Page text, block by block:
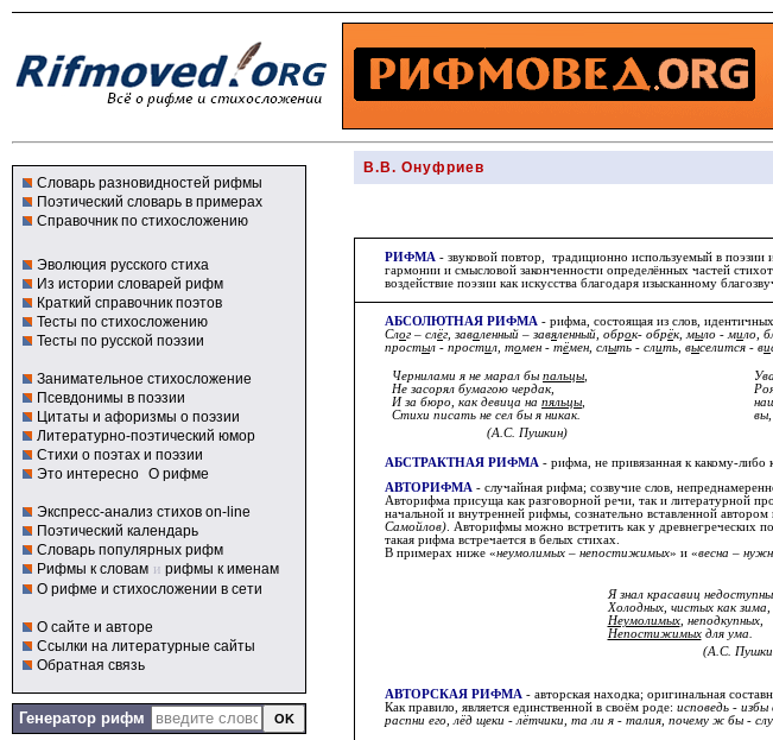
Словарь разновидностей рифмы
Поэтический словарь в примерах
Справочник по стихосложению
Эволюция русского стиха
Из истории словарей рифм
Краткий справочник поэтов
Тесты по стихосложению
Тесты по русской поэзии
Занимательное стихосложение
Псевдонимы в поэзии
Цитаты и афоризмы о поэзии
Литературно-поэтический юмор
Стихи о поэтах и поэзии
Это интересно О рифме
Экспресс-анализ стихов on-line
Поэтический календарь
Словарь популярных рифм
Рифмы к словам и рифмы к именам
О рифме и стихосложении в сети
О сайте и авторе
Ссылки на литературные сайты
Обратная связь
Генератор рифм
В.В. Онуфриев
РИФМА - звуковой повтор, традиционно используемый в
гармонии и смысловой законченности определённых частей
воздействие поэзии как искусства благодаря изысканному
АБСОЛЮТНАЯ РИФМА - рифма, состоящая из слов,
Слог – слёг, заваленный – завяленный, оброк- обрёк, мыло - мило,
простыл - простил, томен - тёмен, слыть - слить, выселится - ви
Чернилами я не марал бы пальцы,
Не засорял бумагою чердак,
И за бюро, как девица на пяльцы,
Стихи писать не сел бы я никак.
(А.С. Пушкин)
АБСТРАКТНАЯ РИФМА - рифма, не привязанная к какому-либо
АВТОРИФМА - случайная рифма; созвучие слов,
Авторифма присуща как разговорной речи, так и литературной
начальной и внутренней рифмы, сознательно вставленной
Самойлов) . Авторифмы можно встретить как у древнегреческих
такая рифма встречается в белых стихах.
В примерах ниже «неумолимых – непостижимых» и «весна –
Я знал красавиц
Холодных, чистых как зима,
Неумолимых, неподкупных,
Непостижимыхдля ума.
(А.С.
АВТОРСКАЯ РИФМА - авторская находка; оригинальная
Как правило, является единственной в своём роде: исповедь - избы
распни его, лёд щеки - лётчики, та ли я - талия, почему ж бы -